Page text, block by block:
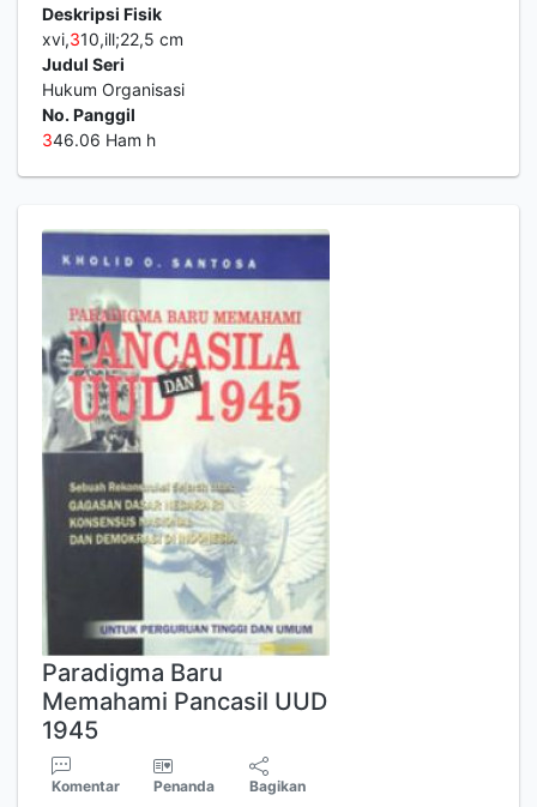
Deskripsi Fisik
xvi,310,ill;22,5 cm
Judul Seri
Hukum Organisasi
No. Panggil
346.06 Ham h
Paradigma Baru
Memahami Pancasil UUD
1945
Komentar Penanda Bagikan